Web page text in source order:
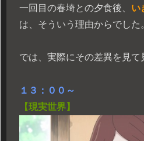
一回目の春埼との夕食後、 い
は、そういう理由からでした
では、実際にその差異を見て
１３：００～
【現実世界】